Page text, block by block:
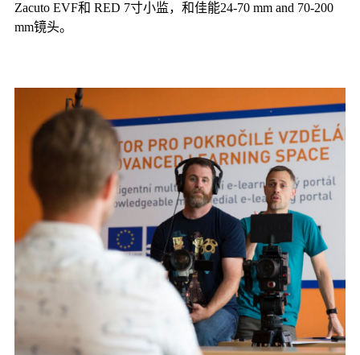
Zacuto EVF和 RED 7寸小监，和佳能24-70 mm and 70-200
mm镜头。